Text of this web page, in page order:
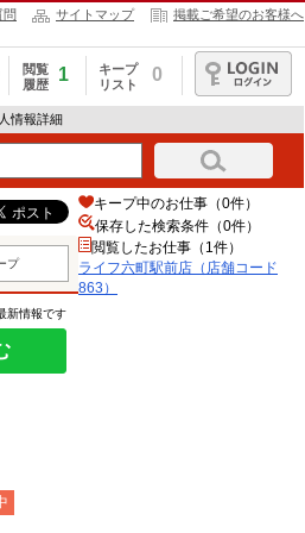
問 サイトマップ 掲載ご希望のお客様へ
閲覧
履歴
1
キープ
リスト
0
ログイン
情報詳細
プ
新情報です
キープ中のお仕事（0件）
保存した検索条件（0件）
閲覧したお仕事（1件）
ライフ六町駅前店（店舗コード
863）